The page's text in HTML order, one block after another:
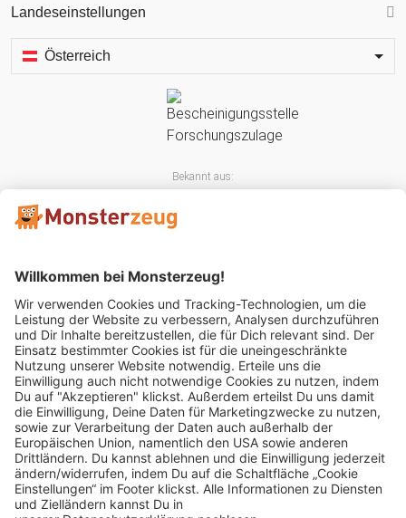
Landeseinstellungen
Österreich
Bekannt aus:
Mitglied im: